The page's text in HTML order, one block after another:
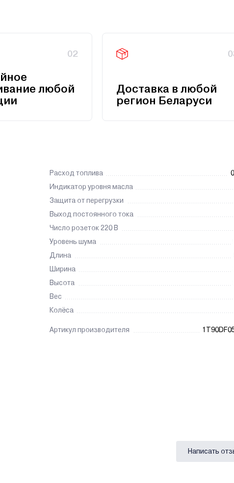
02
любой
Доставка в любой
регион Беларуси
Расход топлива
Индикатор уровня масла
Защита от перегрузки
Выход постоянного тока
Число розеток 220 В
Уровень шума
Длина
Ширина
Высота
Вес
Колёса
Артикул производителя
Написать